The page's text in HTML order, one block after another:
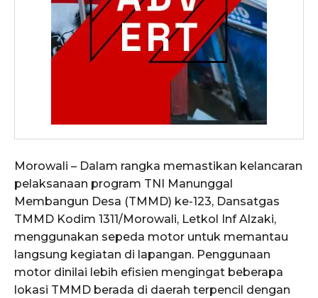
Morowali – Dalam rangka memastikan kelancaran
pelaksanaan program TNI Manunggal
Membangun Desa (TMMD) ke-123, Dansatgas
TMMD Kodim 1311/Morowali, Letkol Inf Alzaki,
menggunakan sepeda motor untuk memantau
langsung kegiatan di lapangan. Penggunaan
motor dinilai lebih efisien mengingat beberapa
lokasi TMMD berada di daerah terpencil dengan